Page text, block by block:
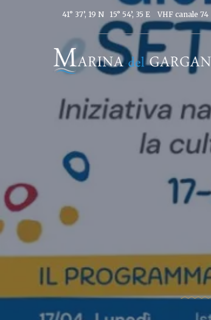
41° 37’, 19 N 15° 54’, 35 E VHF canale 74